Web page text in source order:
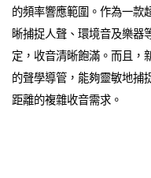
的頻率響應範圍。作為一款
晰捕捉人聲、環境音及樂器
定，收音清晰飽滿。而且，
的聲學導管，能夠靈敏地捕
距離的複雜收音需求。